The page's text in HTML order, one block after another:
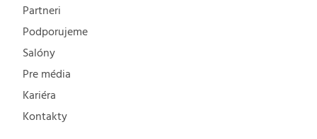
Partneri
Podporujeme
Salóny
Pre média
Kariéra
Kontakty